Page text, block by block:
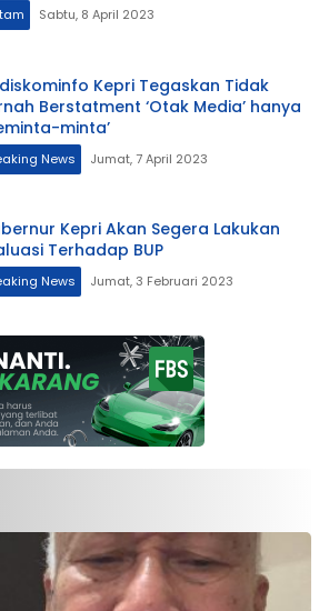
Sabtu, 8 April 2023
Kepri Tegaskan Tidak
Berstatment ‘Otak Media’ hanya
minta’
News Jumat, 7 April 2023
Kepri Akan Segera Lakukan
Terhadap BUP
News Jumat, 3 Februari 2023